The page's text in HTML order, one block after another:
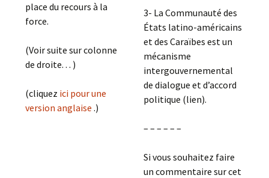
place du recours à la
force.
(Voir suite sur colonne
de droite. . . )
(cliquez ici pour une
version anglaise.)
3- La Communauté des
États latino-américains
et des Caraïbes est un
mécanisme
intergouvernemental
de dialogue et d’accord
politique (lien).
– – – – – –
Si vous souhaitez faire
un commentaire sur cet